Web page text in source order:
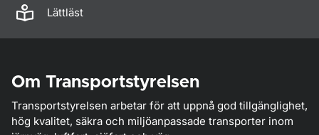
Lättläst
Om Transportstyrelsen
Transportstyrelsen arbetar för att uppnå god tillgänglighet,
hög kvalitet, säkra och miljöanpassade transporter inom